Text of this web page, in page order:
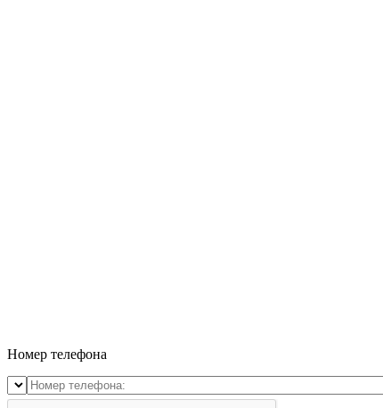
Номер телефона